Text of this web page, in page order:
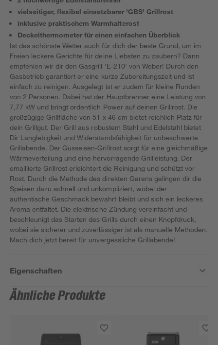
vielseitiger, flexibel einsetzbarer 'GBS' Grillrost
inklusive praktischem Warmhalterost
Deckelthermometer für einen einfachen Überblick
Ist das schönste Wetter auch für dich der beste Grund, um im
Freien leckere Gerichte für deine Liebsten zu zaubern? Dann
empfehlen wir dir den Gasgrill 'E-210' von Weber! Durch den
Gasbetrieb garantiert er eine kurze Zubereitungszeit und ist
einfach zu reinigen. Ausgelegt ist er zudem für kleine Runden
von 2 Personen. Dabei hat der Hauptbrenner eine Leistung von
7,77 kW und bringt ordentlich Power auf deinen Grillrost. Die
großzügige Grillfläche von 51 x 46 cm bietet reichlich Platz für
dein Grillgut. Der Grill aus robustem Stahl und Edelstahl bietet
Dir Langlebigkeit und Widerstandsfähigkeit für unbeschwerte
Grillabende. Der Gusseisen-Grillrost sorgt für eine gleichmäßige
Wärmeverteilung und eine hervorragende Grillleistung. Der
emaillierte Grillrost erleichtert die Reinigung und schützt vor
Rost. Durch die Methode des direkten Garens gelingen dir die
Speisen dazu schnell und unkompliziert, wobei der
authentische Geschmack bewahrt bleibt und sich ein leckeres
Aroma entfaltet. Die elektrische Zündung vereinfacht und
beschleunigt das Starten des Grills durch einen Knopfdruck,
wobei sie sicherer und zuverlässiger ist als manuelle Methoden.
Mach dich jetzt bereit für unvergessliche Grillabende!
Eigenschaften
Ähnliche Produkte